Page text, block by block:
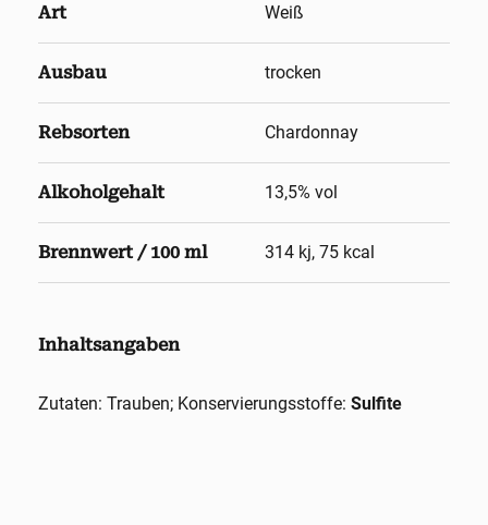
Art Weiß
Ausbau trocken
Rebsorten Chardonnay
Alkoholgehalt 13,5% vol
Brennwert / 100 ml 314 kj, 75 kcal
Inhaltsangaben
Zutaten: Trauben; Konservierungsstoffe: Sulfite